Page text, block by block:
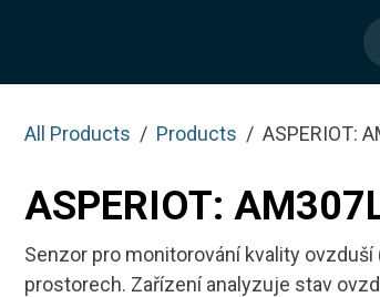
All Products Products ASPERIOT:
ASPERIOT:
Senzor pro monitorování kvality
prostorech. Zařízení analyzuje stav